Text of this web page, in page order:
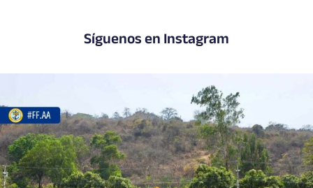
Síguenos en Instagram